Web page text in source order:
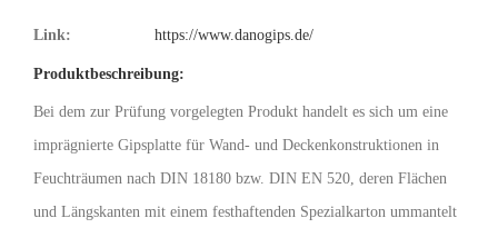
Link: https://www.danogips.de/
Produktbeschreibung:
Bei dem zur Prüfung vorgelegten Produkt handelt es sich um eine
imprägnierte Gipsplatte für Wand- und Deckenkonstruktionen in
Feuchträumen nach DIN 18180 bzw. DIN EN 520, deren Flächen
und Längskanten mit einem festhaftenden Spezialkarton ummantelt